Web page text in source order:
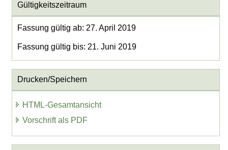
Gültigkeitszeitraum
Fassung gültig ab: 27. April 2019
Fassung gültig bis: 21. Juni 2019
Drucken/Speichern
HTML-Gesamtansicht
Vorschrift als PDF